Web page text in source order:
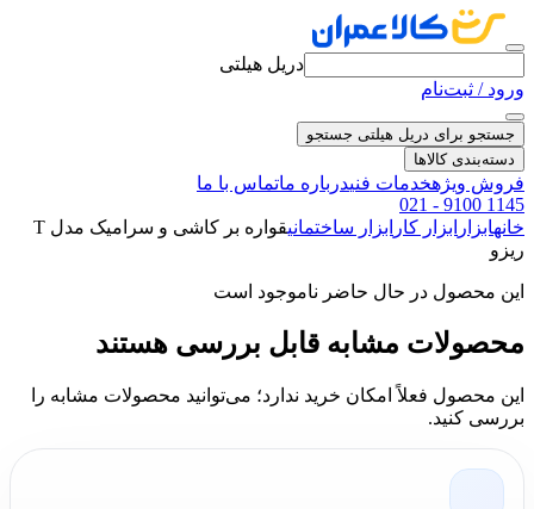
دریل هیلتی
ورود / ثبت‌نام
جستجو برای دریل هیلتی جستجو
دسته‌بندی کالاها
فروش ویژهخدمات فنیدرباره ماتماس با ما
021 - 9100 1145
خانهابزار ابزار کار ابزار ساختمانی
قواره بر کاشی و سرامیک مدل T
ریزو
این محصول در حال حاضر ناموجود است
محصولات مشابه قابل بررسی هستند
این محصول فعلاً امکان خرید ندارد؛ می‌توانید محصولات مشابه را
بررسی کنید.